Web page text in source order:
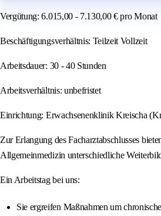
Vergütung: 6.015,00 - 7.130,00 € pro Monat
Beschäftigungsverhältnis: Teilzeit Vollzeit
Arbeitsdauer: 30 - 40 Stunden
Arbeitsverhältnis: unbefristet
Einrichtung: Erwachsenenklinik Kreischa
Zur Erlangung des Facharztabschlusses
Allgemeinmedizin unterschiedliche
Ein Arbeitstag bei uns:
Sie ergreifen Maßnahmen um